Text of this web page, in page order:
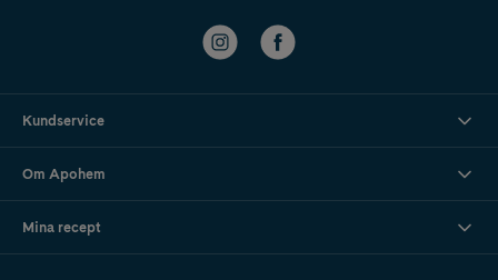
Kundservice
Om Apohem
Mina recept